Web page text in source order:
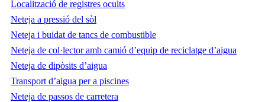
Localització de registres ocults
Neteja a pressió del sòl
Neteja i buidat de tancs de combustible
Neteja de col·lector amb camió d’equip de reciclatge d’aigua
Neteja de dipòsits d’aigua
Transport d’aigua per a piscines
Neteja de passos de carretera